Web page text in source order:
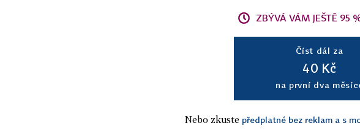
ZBÝVÁ VÁM JEŠTĚ 95
Číst dál za
40 Kč
na první dva
Nebo zkuste předplatné bez reklam a s